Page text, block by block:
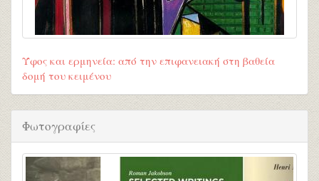
Ύφος και ερμηνεία: από την επιφανειακή στη βαθεία
δομή του κειμένου
Φωτογραφίες